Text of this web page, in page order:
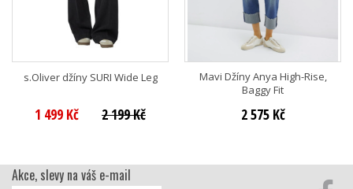
s.Oliver džíny SURI Wide Leg
1 499 Kč 2 199 Kč
Mavi Džíny Anya High-Rise,
Baggy Fit
2 575 Kč
Akce, slevy na váš e-mail